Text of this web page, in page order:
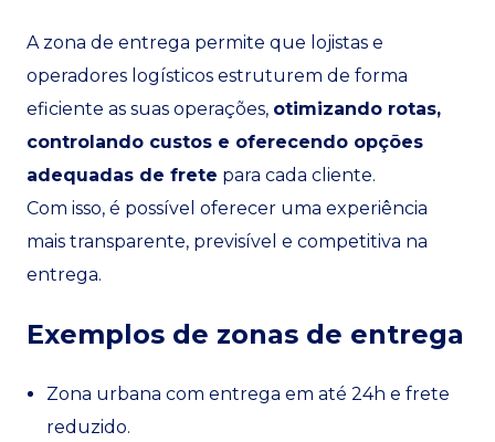
A zona de entrega permite que lojistas e
operadores logísticos estruturem de forma
eficiente as suas operações, otimizando rotas,
controlando custos e oferecendo opções
adequadas de frete para cada cliente.
Com isso, é possível oferecer uma experiência
mais transparente, previsível e competitiva na
entrega.
Exemplos de zonas de entrega
Zona urbana com entrega em até 24h e frete
reduzido.